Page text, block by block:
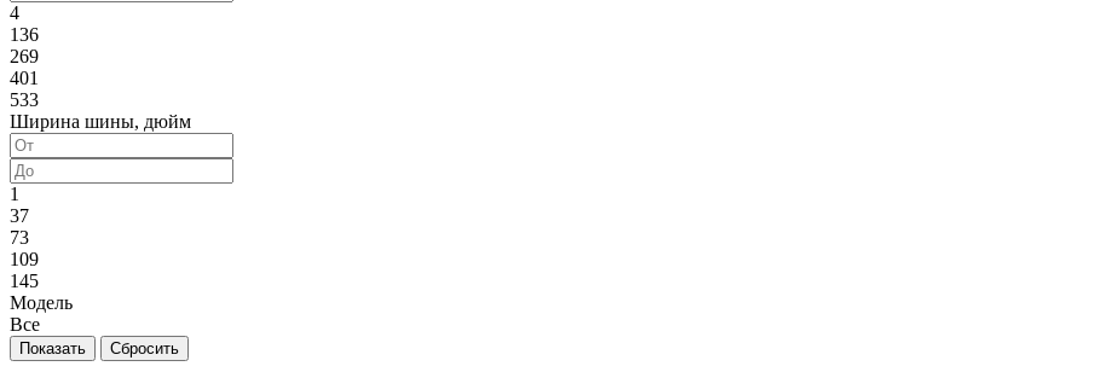
4
136
269
401
533
Ширина шины, дюйм
1
37
73
109
145
Модель
Все